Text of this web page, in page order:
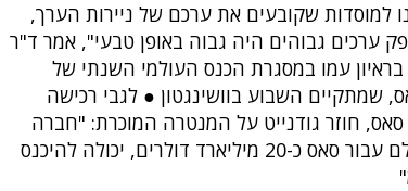
למוסדות שקובעים את ערכם של ניירות הערך,
ערכים גבוהים היה גבוה באופן טבעי", אמר ד"ר
בראיון עמו במסגרת הכנס העולמי השנתי של
שמתקיים השבוע בוושינגטון ● לגבי רכישה
חוזר גודנייט על המנטרה המוכרת: "חברה
שמוכנה לשלם עבור סאס כ-20 מיליארד דולרים, יכולה להיכנס